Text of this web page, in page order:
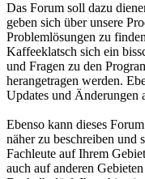
Das Forum soll dazu
geben sich über unsere
Problemlösungen zu
Kaffeeklatsch sich ein
und Fragen zu den
herangetragen werden.
Updates und Änderungen
Ebenso kann dieses
näher zu beschreiben und
Fachleute auf Ihrem
auch auf anderen